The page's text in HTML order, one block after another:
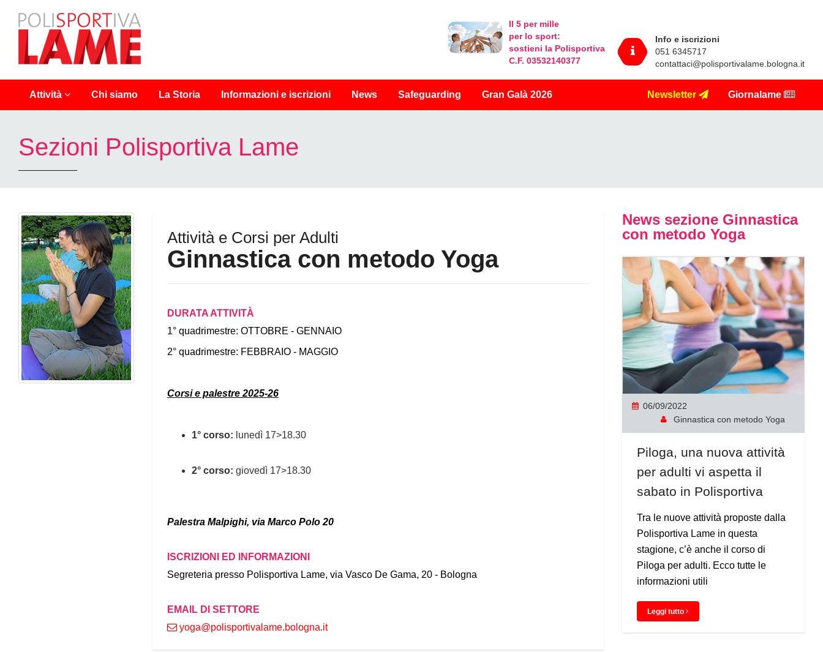
Il 5 per mille
per lo sport:
sostieni la Polisportiva
C.F. 03532140377
Info e iscrizioni
051 6345717
contattaci@polisportivalame.bologna.it
Attività Chi siamo La Storia Informazioni e iscrizioni News Safeguarding Gran Galà 2026 Giornalame
Newsletter
Sezioni Polisportiva Lame
Attività e Corsi per Adulti
Ginnastica con metodo Yoga
DURATA ATTIVITÀ
1° quadrimestre: OTTOBRE - GENNAIO
2° quadrimestre: FEBBRAIO - MAGGIO
Corsi e palestre 2025-26
1° corso: lunedì 17>18.30
2° corso: giovedì 17>18.30
Palestra Malpighi, via Marco Polo 20
ISCRIZIONI ED INFORMAZIONI
Segreteria presso Polisportiva Lame, via Vasco De Gama, 20 - Bologna
EMAIL DI SETTORE
yoga
polisportivalame.bologna it
News sezione Ginnastica
con metodo Yoga
06/09/2022
Ginnastica con metodo Yoga
Piloga, una nuova attività
per adulti vi aspetta il
sabato in Polisportiva
Tra le nuove attività proposte dalla
Polisportiva Lame in questa
stagione, c’è anche il corso di
Piloga per adulti. Ecco tutte le
informazioni utili
Leggi tutto